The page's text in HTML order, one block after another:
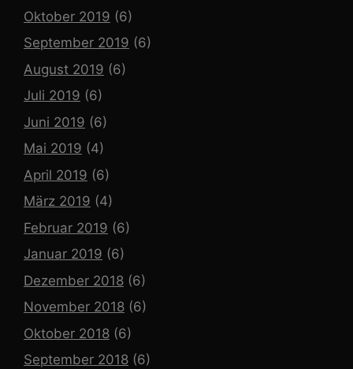
Oktober 2019 (6)
September 2019 (6)
August 2019 (6)
Juli 2019 (6)
Juni 2019 (6)
Mai 2019 (4)
April 2019 (6)
März 2019 (4)
Februar 2019 (6)
Januar 2019 (6)
Dezember 2018 (6)
November 2018 (6)
Oktober 2018 (6)
September 2018 (6)